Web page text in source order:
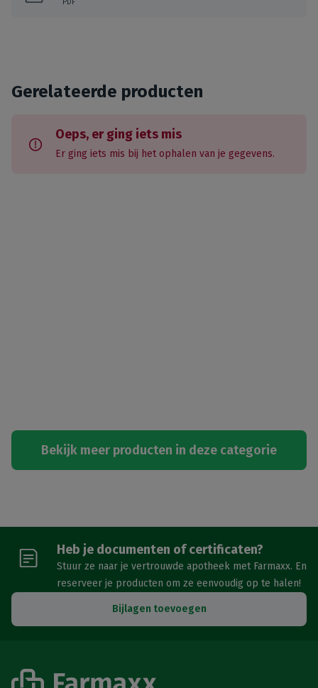
PDF
Gerelateerde producten
Oeps, er ging iets mis
Er ging iets mis bij het ophalen van je gegevens.
Bekijk meer producten in deze categorie
Heb je documenten of certificaten?
Stuur ze naar je vertrouwde apotheek met Farmaxx. En
reserveer je producten om ze eenvoudig op te halen!
Bijlagen toevoegen